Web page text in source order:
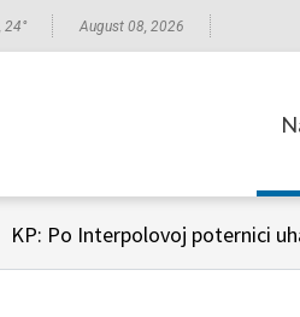
24° August 08, 2026
KP: Po Interpolovoj poternici